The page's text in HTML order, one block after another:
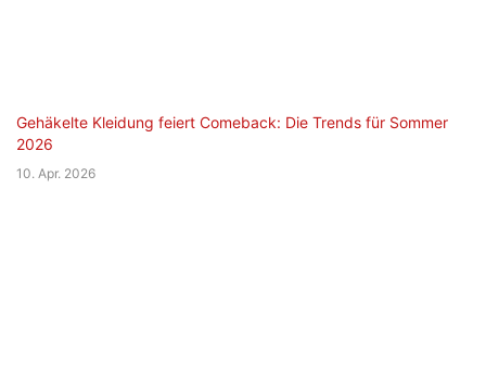
Gehäkelte Kleidung feiert Comeback: Die Trends für Sommer
2026
10. Apr. 2026